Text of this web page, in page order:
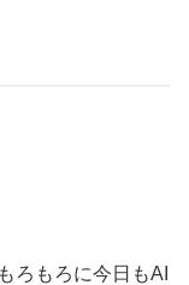
ろもろに今日もAI